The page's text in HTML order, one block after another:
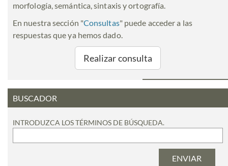
morfología, semántica, sintaxis y ortografía.
En nuestra sección "Consultas" puede acceder a las
respuestas que ya hemos dado.
Realizar consulta
BUSCADOR
INTRODUZCA LOS TÉRMINOS DE BÚSQUEDA.